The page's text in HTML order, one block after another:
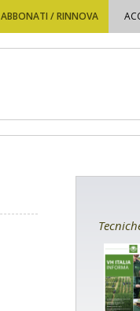
ABBONATI / RINNOVA